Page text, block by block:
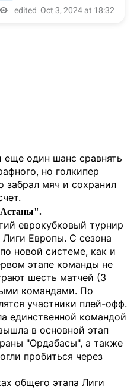
один шанс сравнять
но голкипер
забрал мяч и сохранил
еврокубковый турнир
Европы. С сезона
новой системе, как и
этапе команды не
шесть матчей (3
командами. По
участники плей-офф.
единственной командой
в основной этап
"Ордабасы", а также
пробиться через
общего этапа Лиги